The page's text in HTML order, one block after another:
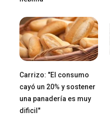
Carrizo: "El consumo
cayó un 20% y sostener
una panadería es muy
dificil"